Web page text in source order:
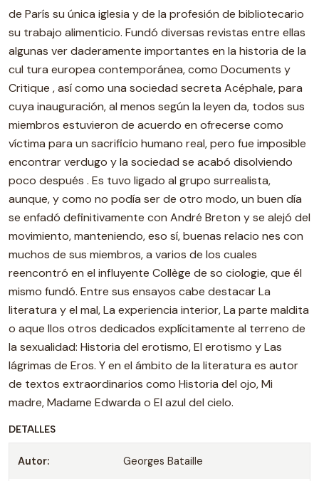
de París su única iglesia y de la profesión de bibliotecario
su trabajo alimenticio. Fundó diversas revistas entre ellas
algunas ver daderamente importantes en la historia de la
cul tura europea contemporánea, como Documents y
Critique , así como una sociedad secreta Acéphale, para
cuya inauguración, al menos según la leyen da, todos sus
miembros estuvieron de acuerdo en ofrecerse como
víctima para un sacrificio humano real, pero fue imposible
encontrar verdugo y la sociedad se acabó disolviendo
poco después . Es tuvo ligado al grupo surrealista,
aunque, y como no podía ser de otro modo, un buen día
se enfadó definitivamente con André Breton y se alejó del
movimiento, manteniendo, eso sí, buenas relacio nes con
muchos de sus miembros, a varios de los cuales
reencontró en el influyente Collège de so ciologie, que él
mismo fundó. Entre sus ensayos cabe destacar La
literatura y el mal, La experiencia interior, La parte maldita
o aque llos otros dedicados explícitamente al terreno de
la sexualidad: Historia del erotismo, El erotismo y Las
lágrimas de Eros. Y en el ámbito de la literatura es autor
de textos extraordinarios como Historia del ojo, Mi
madre, Madame Edwarda o El azul del cielo.
DETALLES
Autor: Georges Bataille